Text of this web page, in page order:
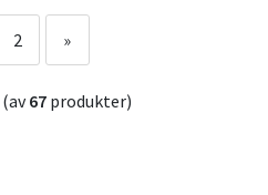
2 »
(av67 produkter)